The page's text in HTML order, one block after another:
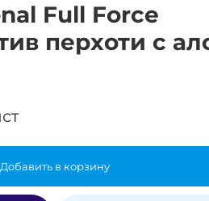
Full Force
перхоти с
Добавить в корзину